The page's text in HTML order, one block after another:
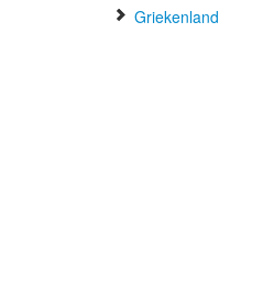
Griekenland